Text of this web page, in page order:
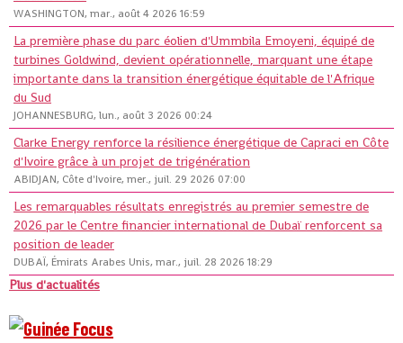
WASHINGTON, mar., août 4 2026 16:59
La première phase du parc éolien d'Ummbila Emoyeni, équipé de
turbines Goldwind, devient opérationnelle, marquant une étape
importante dans la transition énergétique équitable de l'Afrique
du Sud
JOHANNESBURG, lun., août 3 2026 00:24
Clarke Energy renforce la résilience énergétique de Capraci en Côte
d'Ivoire grâce à un projet de trigénération
ABIDJAN, Côte d'Ivoire, mer., juil. 29 2026 07:00
Les remarquables résultats enregistrés au premier semestre de
2026 par le Centre financier international de Dubaï renforcent sa
position de leader
DUBAÏ, Émirats Arabes Unis, mar., juil. 28 2026 18:29
Plus d'actualités